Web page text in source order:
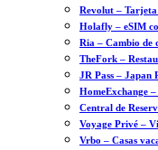
Revolut –
Holafly – eSIM
Ria – Cambio de
TheFork –
JR Pass – Japan
HomeExchange
Central de
Voyage Privé –
Vrbo – Casas